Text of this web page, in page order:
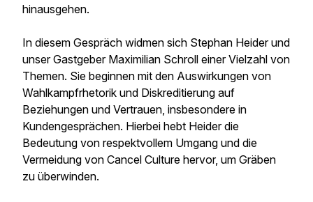
hinausgehen.
In diesem Gespräch widmen sich Stephan Heider und
unser Gastgeber Maximilian Schroll einer Vielzahl von
Themen. Sie beginnen mit den Auswirkungen von
Wahlkampfrhetorik und Diskreditierung auf
Beziehungen und Vertrauen, insbesondere in
Kundengesprächen. Hierbei hebt Heider die
Bedeutung von respektvollem Umgang und die
Vermeidung von Cancel Culture hervor, um Gräben
zu überwinden.